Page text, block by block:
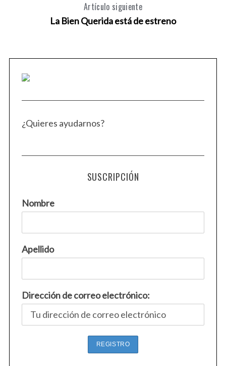
Artículo siguiente
La Bien Querida está de estreno
¿Quieres ayudarnos?
SUSCRIPCIÓN
Nombre
Apellido
Dirección de correo electrónico: